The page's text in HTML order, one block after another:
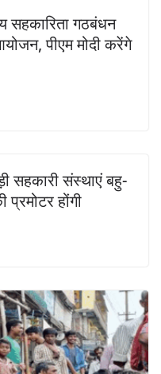
सहकारिता गठबंधन
पीएम मोदी करेंगे
सहकारी संस्थाएं बहु-
प्रमोटर होंगी